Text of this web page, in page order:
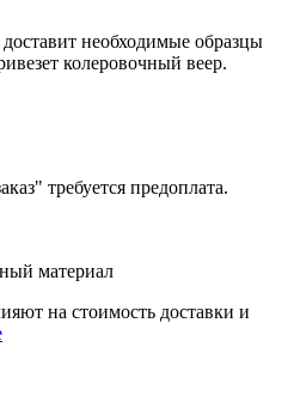
необходимые образцы
колеровочный веер.
требуется предоплата.
материал
на стоимость доставки и